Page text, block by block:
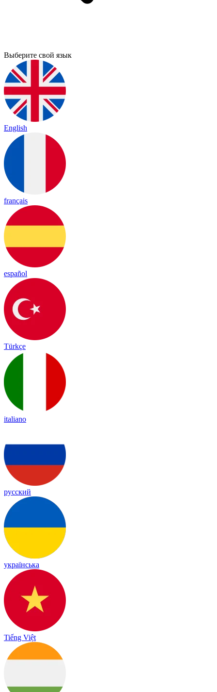
Выберите свой язык
English
français
español
Türkçe
italiano
русский
українська
Tiếng Việt